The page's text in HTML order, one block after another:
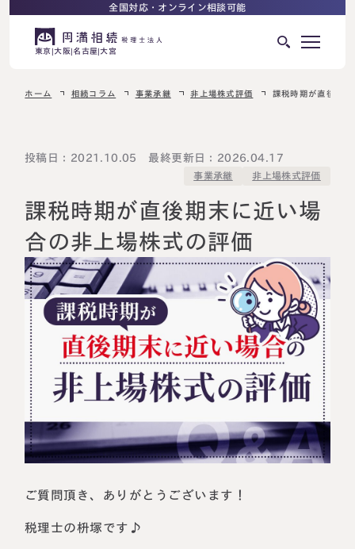
全国対応・オンライン相談可能
東京 大阪 名古屋 大宮
相続ロードマップ
ご相談の流れ
選ばれる理由
よくある質問
相続を学ぶ
相続税申告について
ご相談の流れ
料金表
相続に備えたい方へ
生前対策相談について
相続税試算について
料金表
ホーム 相続コラム 事業承継 非上場株式評価 課税時期が直後期
投稿日：2021.10.05 最終更新日：2026.04.17
事業承継 非上場株式評価
課税時期が直後期末に近い場
合の非上場株式の評価
ご質問頂き、ありがとうございます！
税理士の枡塚です♪